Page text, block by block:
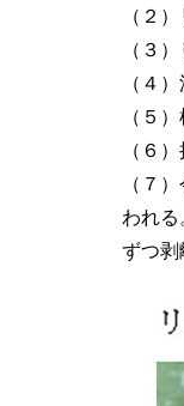
（２
（３
（４
（５
（６
（７
われる
ずつ剥